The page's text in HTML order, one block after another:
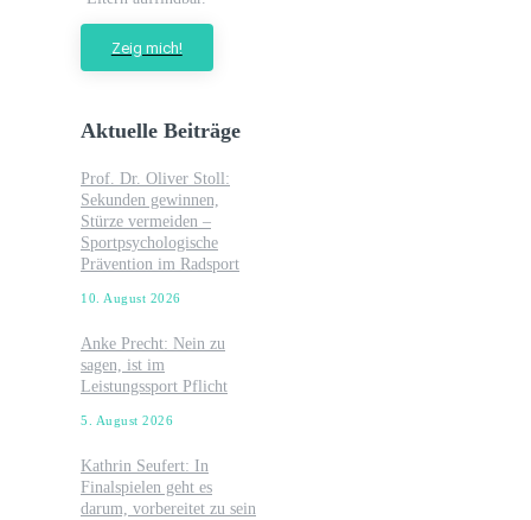
Zeig mich!
Aktuelle Beiträge
Prof. Dr. Oliver Stoll:
Sekunden gewinnen,
Stürze vermeiden –
Sportpsychologische
Prävention im Radsport
10. August 2026
Anke Precht: Nein zu
sagen, ist im
Leistungssport Pflicht
5. August 2026
Kathrin Seufert: In
Finalspielen geht es
darum, vorbereitet zu sein